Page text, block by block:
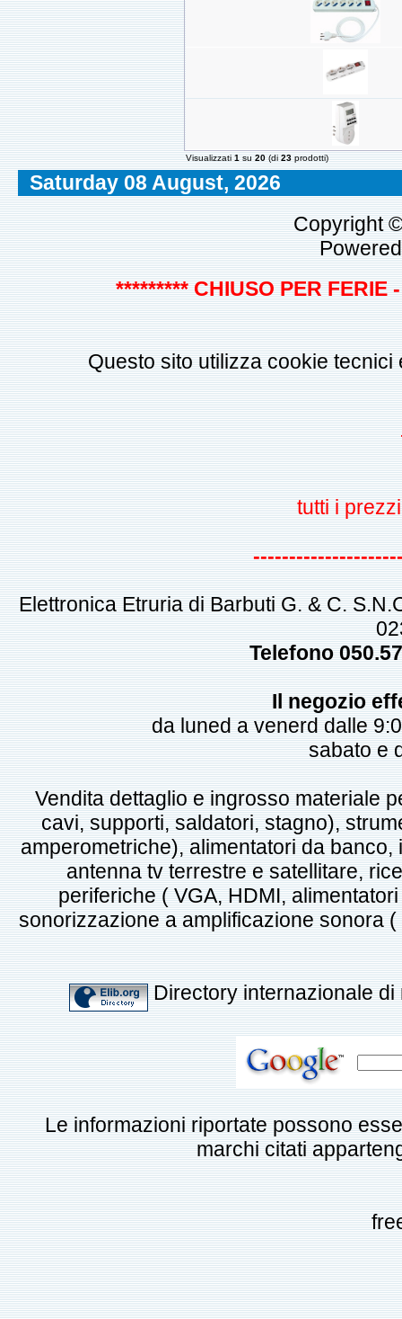
Visualizzati1su20(di23prodotti)
Saturday 08 August, 2026
Copyright
********* CHIUSO PER
Questo sito utilizza cookie
tutti i
Elettronica Etruria di Barbuti G. & C.
Telefono
Il negozio
da luned a venerd dalle
sabato e
Vendita dettaglio e ingrosso materiale
cavi, supporti, saldatori, stagno),
amperometriche), alimentatori da
antenna tv terrestre e satellitare,
periferiche ( VGA, HDMI,
sonorizzazione a amplificazione sonora
Directory internazionale di
Le informazioni riportate possono
marchi citati